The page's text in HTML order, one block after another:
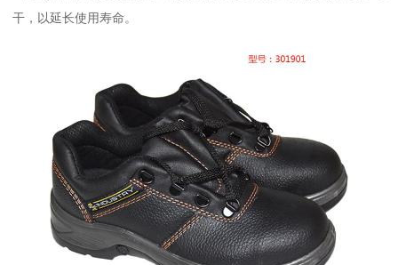
干，以延长使用寿命。